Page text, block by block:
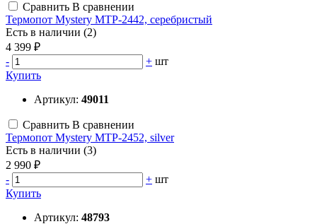
Сравнить В сравнении
Термопот Mystery MTP-2442, серебристый
Есть в наличии (2)
4 399 ₽
-
+ шт
Купить
Артикул: 49011
Сравнить В сравнении
Термопот Mystery MTP-2452, silver
Есть в наличии (3)
2 990 ₽
-
+ шт
Купить
Артикул: 48793